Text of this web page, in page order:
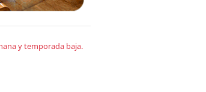
y temporada baja.